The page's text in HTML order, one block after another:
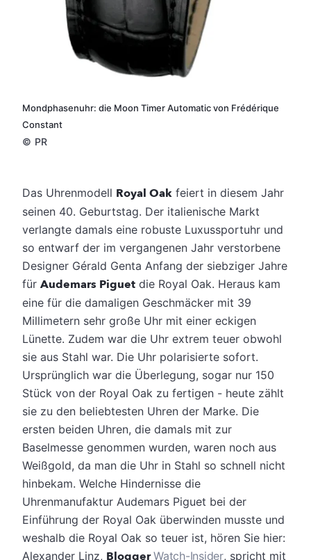
Mondphasenuhr: die Moon Timer Automatic von Frédérique
Constant
© PR
Das Uhrenmodell Royal Oak feiert in diesem Jahr
seinen 40. Geburtstag. Der italienische Markt
verlangte damals eine robuste Luxussportuhr und
so entwarf der im vergangenen Jahr verstorbene
Designer Gérald Genta Anfang der siebziger Jahre
für Audemars Piguet die Royal Oak. Heraus kam
eine für die damaligen Geschmäcker mit 39
Millimetern sehr große Uhr mit einer eckigen
Lünette. Zudem war die Uhr extrem teuer obwohl
sie aus Stahl war. Die Uhr polarisierte sofort.
Ursprünglich war die Überlegung, sogar nur 150
Stück von der Royal Oak zu fertigen - heute zählt
sie zu den beliebtesten Uhren der Marke. Die
ersten beiden Uhren, die damals mit zur
Baselmesse genommen wurden, waren noch aus
Weißgold, da man die Uhr in Stahl so schnell nicht
hinbekam. Welche Hindernisse die
Uhrenmanufaktur Audemars Piguet bei der
Einführung der Royal Oak überwinden musste und
weshalb die Royal Oak so teuer ist, hören Sie hier:
Alexander Linz, BloggerWatch-Insider, spricht mit